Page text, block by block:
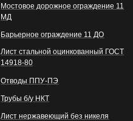
Мостовое дорожное ограждение 11
МД
Барьерное ограждение 11 ДО
Лист стальной оцинкованный ГОСТ
14918-80
Отводы ППУ-ПЭ
Трубы б/у НКТ
Лист нержавеющий без никеля